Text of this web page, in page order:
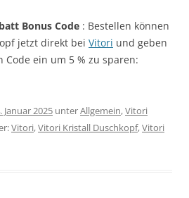
Bonus Code : Bestellen können
jetzt direkt bei Vitori und geben
Code ein um 5 % zu sparen:
Januar 2025 unterAllgemein,Vitori
Vitori,Vitori Kristall Duschkopf,Vitori